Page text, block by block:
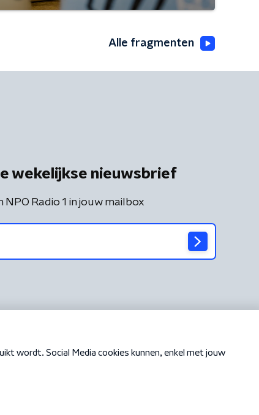
Alle fragmenten
wekelijkse nieuwsbrief
Radio 1 in jouw mailbox